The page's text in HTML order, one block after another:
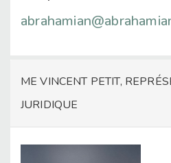
ME VINCENT PETIT,
JURIDIQUE